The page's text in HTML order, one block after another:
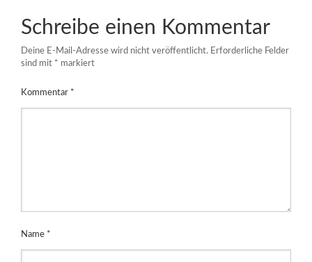
Schreibe einen Kommentar
Deine E-Mail-Adresse wird nicht veröffentlicht. Erforderliche Felder
sind mit * markiert
Kommentar *
Name *